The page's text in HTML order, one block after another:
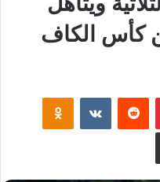
كأس الكاف
بينتيريست